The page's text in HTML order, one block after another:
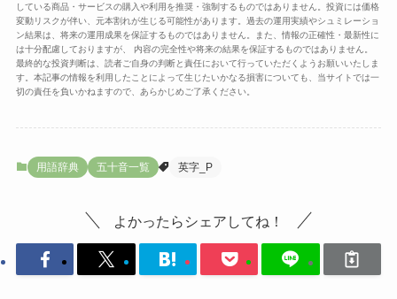
している商品・サービスの購入や利用を推奨・強制するものではありません。投資には価格
変動リスクが伴い、元本割れが生じる可能性があります。過去の運用実績やシュミレーショ
ン結果は、将来の運用成果を保証するものではありません。また、情報の正確性・最新性に
は十分配慮しておりますが、 内容の完全性や将来の結果を保証するものではありません。
最終的な投資判断は、読者ご自身の判断と責任において行っていただくようお願いいたしま
す。本記事の情報を利用したことによって生じたいかなる損害についても、当サイトでは一
切の責任を負いかねますので、あらかじめご了承ください。
用語辞典 五十音一覧 英字_P
よかったらシェアしてね！